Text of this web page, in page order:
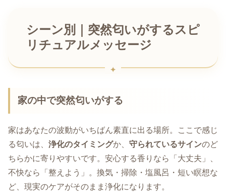
シーン別｜突然匂いがするスピ
リチュアルメッセージ
家の中で突然匂いがする
家はあなたの波動がいちばん素直に出る場所。ここで感じ
る匂いは、 浄化のタイミングか、 守られているサインのど
ちらかに寄りやすいです。安心する香りなら「大丈夫」、
不快なら「整えよう」。換気・掃除・塩風呂・短い瞑想な
ど、現実のケアがそのまま浄化になります。